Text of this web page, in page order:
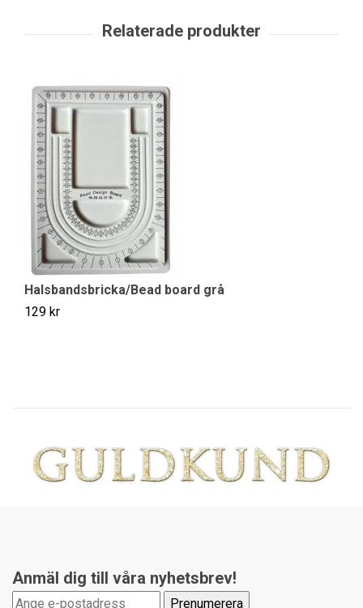
Halsbandsbricka/Bead board grå
129 kr
Anmäl dig till våra nyhetsbrev!